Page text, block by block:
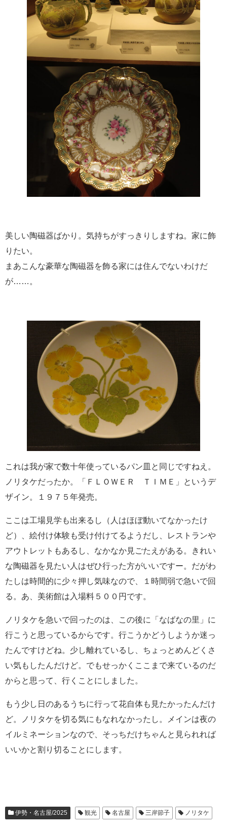
美しい陶磁器ばかり。気持ちがすっきりしますね。家に飾
りたい。
まあこんな豪華な陶磁器を飾る家には住んでないわけだ
が……。
これは我が家で数十年使っているパン皿と同じですねえ。
ノリタケだったか。「ＦＬＯＷＥＲ ＴＩＭＥ」というデ
ザイン。１９７５年発売。
ここは工場見学も出来るし（人はほぼ動いてなかったけ
ど）、絵付け体験も受け付けてるようだし、レストランや
アウトレットもあるし、なかなか見ごたえがある。きれい
な陶磁器を見たい人はぜひ行った方がいいですー。だがわ
たしは時間的に少々押し気味なので、１時間弱で急いで回
る。あ、美術館は入場料５００円です。
ノリタケを急いで回ったのは、この後に「なばなの里」に
行こうと思っているからです。行こうかどうしようか迷っ
たんですけどね。少し離れているし、ちょっとめんどくさ
い気もしたんだけど。でもせっかくここまで来ているのだ
からと思って、行くことにしました。
もう少し日のあるうちに行って花自体も見たかったんだけ
ど。ノリタケを切る気にもなれなかったし。メインは夜の
イルミネーションなので、そっちだけちゃんと見られれば
いいかと割り切ることにします。
伊勢・名古屋/2025 観光 名古屋 三岸節子 ノリタケ